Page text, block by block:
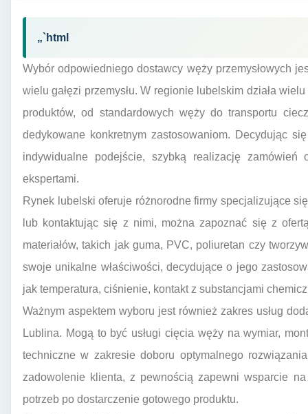
„`html
Wybór odpowiedniego dostawcy węży przemysłowych
wielu gałęzi przemysłu. W regionie lubelskim działa
produktów, od standardowych węży do transportu
dedykowane konkretnym zastosowaniom. Decydując
indywidualne podejście, szybką realizację zamówień
ekspertami.
Rynek lubelski oferuje różnorodne firmy specjalizujące
lub kontaktując się z nimi, można zapoznać się z
materiałów, takich jak guma, PVC, poliuretan czy
swoje unikalne właściwości, decydujące o jego
jak temperatura, ciśnienie, kontakt z substancjami
Ważnym aspektem wyboru jest również zakres usług
Lublina. Mogą to być usługi cięcia węży na wymiar,
techniczne w zakresie doboru optymalnego
zadowolenie klienta, z pewnością zapewni wsparcie
potrzeb po dostarczenie gotowego produktu.